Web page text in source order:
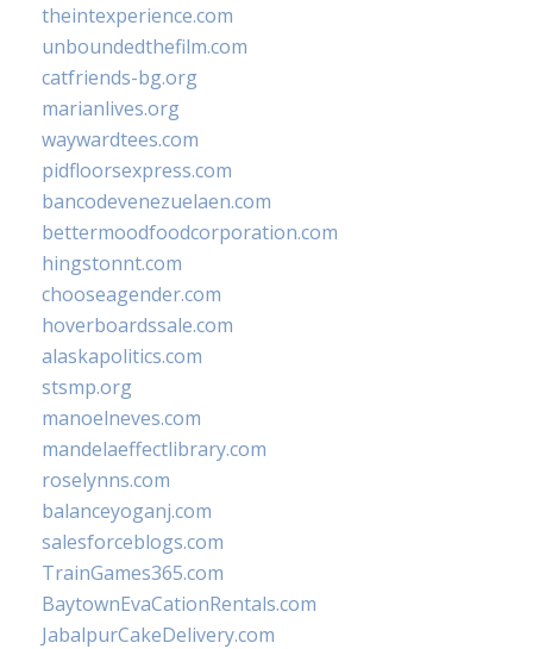
theintexperience.com
unboundedthefilm.com
catfriends-bg.org
marianlives.org
waywardtees.com
pidfloorsexpress.com
bancodevenezuelaen.com
bettermoodfoodcorporation.com
hingstonnt.com
chooseagender.com
hoverboardssale.com
alaskapolitics.com
stsmp.org
manoelneves.com
mandelaeffectlibrary.com
roselynns.com
balanceyoganj.com
salesforceblogs.com
TrainGames365.com
BaytownEvaCationRentals.com
JabalpurCakeDelivery.com